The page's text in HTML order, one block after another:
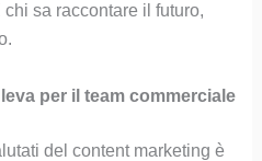
chi sa raccontare il futuro,
per il team commerciale
del content marketing è